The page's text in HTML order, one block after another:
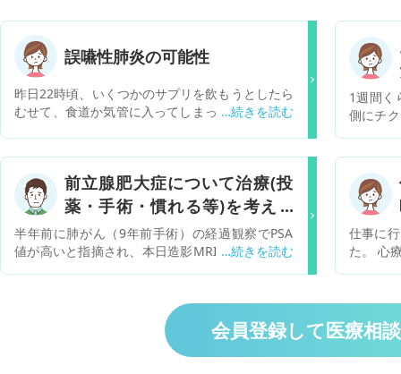
誤嚥性肺炎の可能性
昨日22時頃、いくつかのサプリを飲もうとしたら
むせて、食道か気管に入ってしまったようです。
ん。あとは気のせいかもしれませんが、顔がほて
る気がします。全体的に症状の強さに変化はあり
ません。またその他の症状はありません。 様子を
見ていますが改善しないのでとても不安です。誤
嚥性肺炎の可能性はありますか？受診した方がい
いのでしょうか。
1週間く
側にチ
す。 同
です。
ような
元々、
あるた
や腹痛
あまり
前立腺肥大症について治療(投
薬・手術・慣れる等)を考えの
アドバイスを下さい。
半年前に肺がん（9年前手術）の経過観察でPSA
値が高いと指摘され、本日造影MRIを撮影しまし
ん専門の大病院のため、詳細は泌尿器科へ紹介状
を出すとの説明を受けました。 「前立腺肥大症」
という言葉は聞いたことはありましたが、深く考
えたことはなく、少し調べると「前立腺が卵ほど
仕事に
た。 心
ラや悲
いるよ
など様
関係で
会員登録して医療相